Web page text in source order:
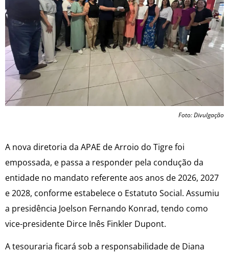
Foto: Divulgação
A nova diretoria da APAE de Arroio do Tigre foi
empossada, e passa a responder pela condução da
entidade no mandato referente aos anos de 2026, 2027
e 2028, conforme estabelece o Estatuto Social. Assumiu
a presidência Joelson Fernando Konrad, tendo como
vice-presidente Dirce Inês Finkler Dupont.
A tesouraria ficará sob a responsabilidade de Diana